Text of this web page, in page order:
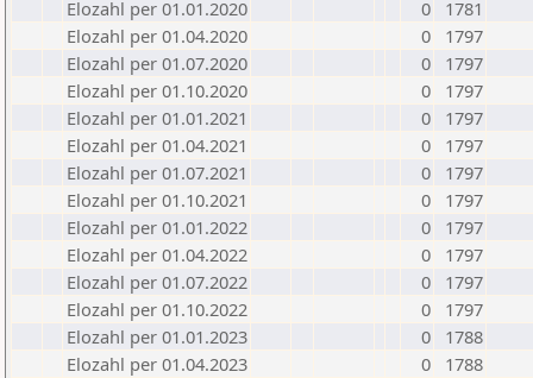
Elozahl per 01.01.2020
0
1781
Elozahl per 01.04.2020
0
1797
Elozahl per 01.07.2020
0
1797
Elozahl per 01.10.2020
0
1797
Elozahl per 01.01.2021
0
1797
Elozahl per 01.04.2021
0
1797
Elozahl per 01.07.2021
0
1797
Elozahl per 01.10.2021
0
1797
Elozahl per 01.01.2022
0
1797
Elozahl per 01.04.2022
0
1797
Elozahl per 01.07.2022
0
1797
Elozahl per 01.10.2022
0
1797
Elozahl per 01.01.2023
0
1788
Elozahl per 01.04.2023
0
1788